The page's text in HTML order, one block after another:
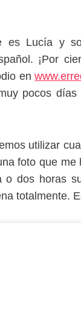
es Lucía y
¡Por
en
pocos días
utilizar
foto que me
dos horas
totalmente.